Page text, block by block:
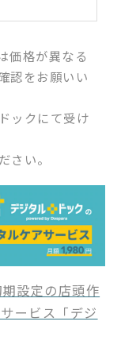
価格が異なる
認をお願いい
ックにて受け
さい。
設定の店頭作
ービス「デジ